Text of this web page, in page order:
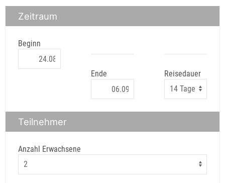
Zeitraum
Beginn
Ende Reisedauer
Teilnehmer
Anzahl Erwachsene